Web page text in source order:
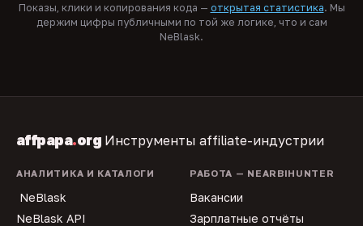
Показы, клики и копирования кода — открытая статистика. Мы
держим цифры публичными по той же логике, что и сам
NeBlask.
affpapa.org Инструменты affiliate-индустрии
АНАЛИТИКА И КАТАЛОГИ
NeBlask
NeBlask API
РАБОТА — NEARBIHUNTER
Вакансии
Зарплатные отчёты